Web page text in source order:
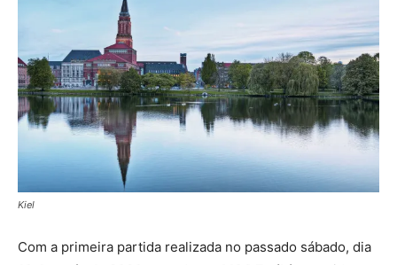
Kiel
Com a primeira partida realizada no passado sábado, dia